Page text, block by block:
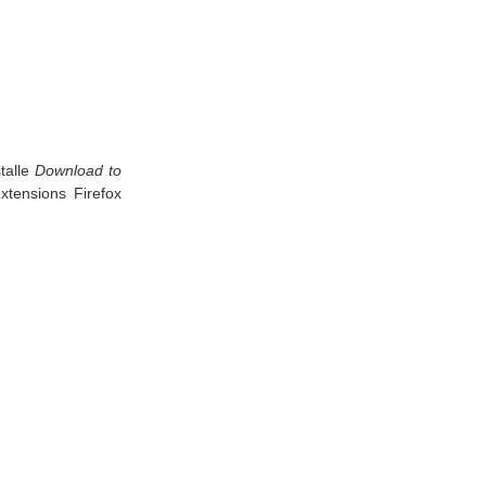
Download to
Firefox